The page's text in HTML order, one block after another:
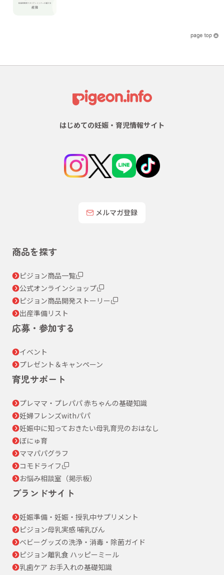
はじめての妊娠・育児情報サイト
メルマガ登録
商品を探す
ピジョン商品一覧
公式オンラインショップ
ピジョン商品開発ストーリー
出産準備リスト
応募・参加する
イベント
プレゼント＆キャンペーン
育児サポート
プレママ・プレパパ 赤ちゃんの基礎知識
妊婦フレンズwithパパ
妊娠中に知っておきたい母乳育児のおはなし
ぼにゅ育
ママパパグラフ
コモドライフ
お悩み相談室（掲示板）
ブランドサイト
妊娠準備・妊娠・授乳中サプリメント
ピジョン母乳実感 哺乳びん
ベビーグッズの洗浄・消毒・除菌ガイド
ピジョン離乳食 ハッピーミール
乳歯ケア お手入れの基礎知識